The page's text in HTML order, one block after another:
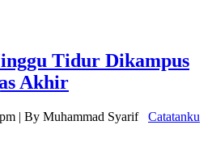
Tidur Dikampus
Akhir
| By Muhammad Syarif
Catatanku